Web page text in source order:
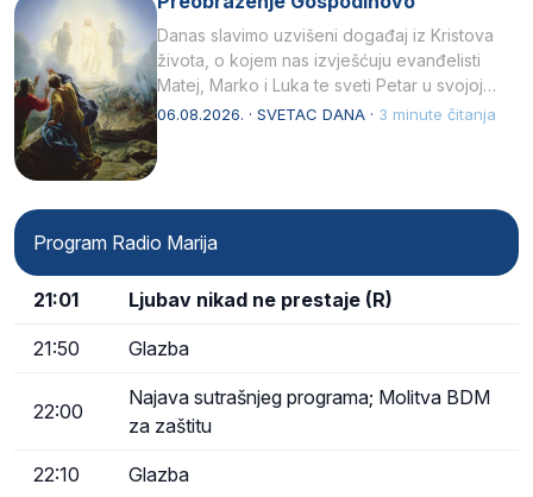
Danas slavimo uzvišeni događaj iz Kristova
života, o kojem nas izvješćuju evanđelisti
Matej, Marko i Luka te sveti Petar u svojoj
drugoj…
06.08.2026. · SVETAC DANA · 3 minute čitanja
Program Radio Marija
21:01 Ljubav nikad ne prestaje (R)
21:50 Glazba
22:00
Najava sutrašnjeg programa; Molitva BDM
za zaštitu
22:10 Glazba